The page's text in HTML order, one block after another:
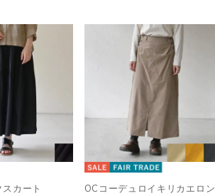
カート
OCコーデュロイキリカエロン